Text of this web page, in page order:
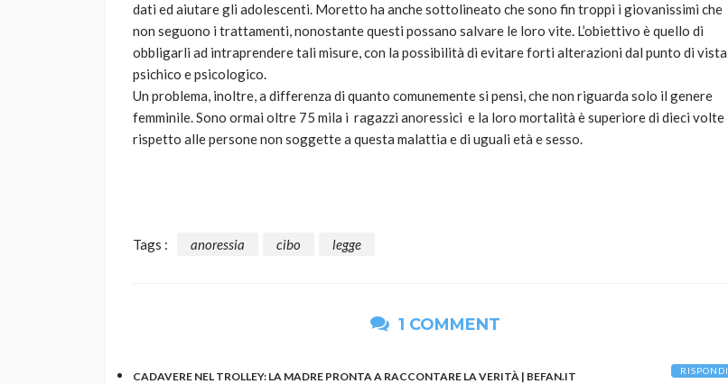
dati ed aiutare gli adolescenti. Moretto ha anche sottolineato che sono fin troppi i giovanissimi che
non seguono i trattamenti, nonostante questi possano salvare le loro vite. L’obiettivo è quello di
obbligarli ad intraprendere tali misure, con la possibilità di evitare forti alterazioni dal punto di vista
psichico e psicologico.
Un problema, inoltre, a differenza di quanto comunemente si pensi, che non riguarda solo il genere
femminile. Sono ormai oltre 75 mila i ragazzi anoressici e la loro mortalità è superiore di dieci volte
rispetto alle persone non soggette a questa malattia e di uguali età e sesso.
Tags : anoressia cibo legge
1 COMMENT
CADAVERE NEL TROLLEY: LA MADRE PRONTA A RACCONTARE LA VERITÀ | BEFAN.IT
RISPONDI